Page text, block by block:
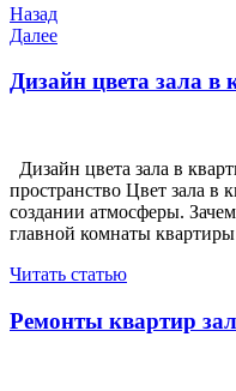
Навигация
по
записям
Предыдущая
запись
Назад
Следующая
Далее
Дизайн цвета зала в
Дизайн цвета зала в
пространство Цвет зала в
создании атмосферы.
главной комнаты квартиры
Читать статью
Ремонты квартир